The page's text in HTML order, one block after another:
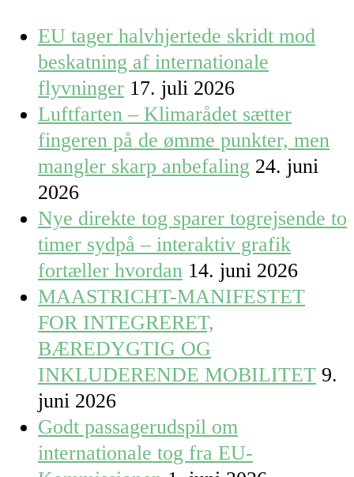
EU tager halvhjertede skridt mod
beskatning af internationale
flyvninger 17. juli 2026
Luftfarten – Klimarådet sætter
fingeren på de ømme punkter, men
mangler skarp anbefaling 24. juni
2026
Nye direkte tog sparer togrejsende to
timer sydpå – interaktiv grafik
fortæller hvordan 14. juni 2026
MAASTRICHT-MANIFESTET
FOR INTEGRERET,
BÆREDYGTIG OG
INKLUDERENDE MOBILITET 9.
juni 2026
Godt passagerudspil om
internationale tog fra EU-